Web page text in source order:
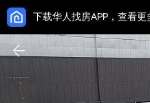
下载华人找房APP，查看更